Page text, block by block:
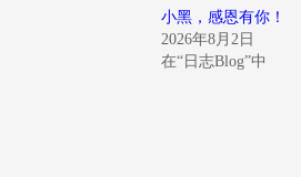
小黑，感恩有你！
2026年8月2日
在“日志Blog”中